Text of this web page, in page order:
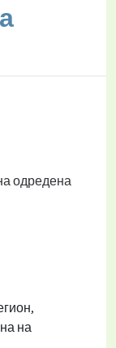
одредена
на